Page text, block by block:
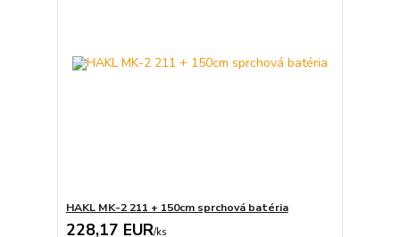
HAKL MK-2 211 + 150cm sprchová batéria
228,17 EUR/ks